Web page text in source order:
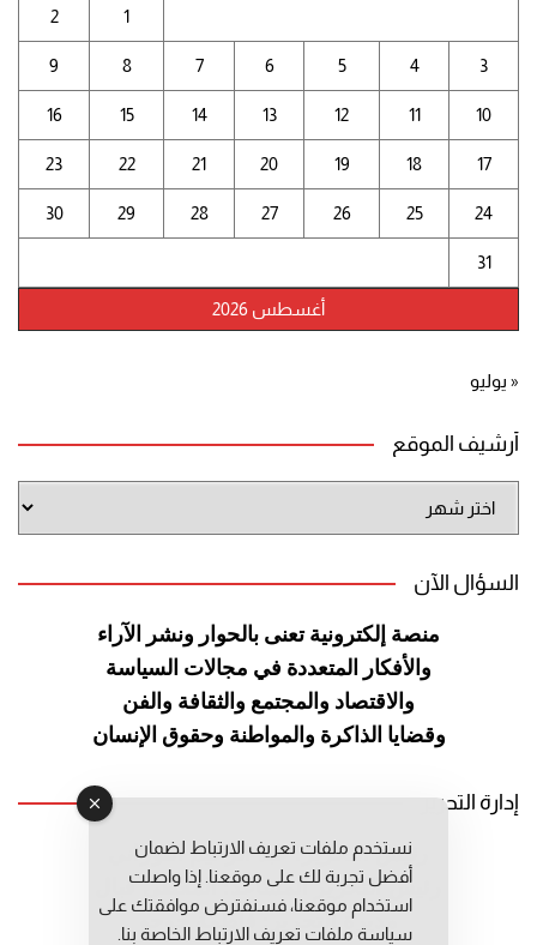
أغسطس 2026
1
2
3
4
5
6
7
8
9
10
11
12
13
14
15
16
17
18
19
20
21
22
23
24
25
26
27
28
29
30
31
« يوليو
أرشيف الموقع
الموقع
السؤال الآن
منصة إلكترونية تعنى بالحوار ونشر الآراء
والأفكار المتعددة في مجالات السياسة
والاقتصاد والمجتمع والثقافة والفن
وقضايا الذاكرة والمواطنة وحقوق الإنسان
إدارة التحرير
رئيس التحرير: عبد الرحيم التوراني
رئيس التحرير المساعد: المعطي قبال
مديرة التحرير: فاطمة حوحو
نستخدم ملفات تعريف الارتباط لضمان
أفضل تجربة لك على موقعنا. إذا واصلت
استخدام موقعنا، فسنفترض موافقتك على
سياسة ملفات تعريف الارتباط الخاصة بنا.